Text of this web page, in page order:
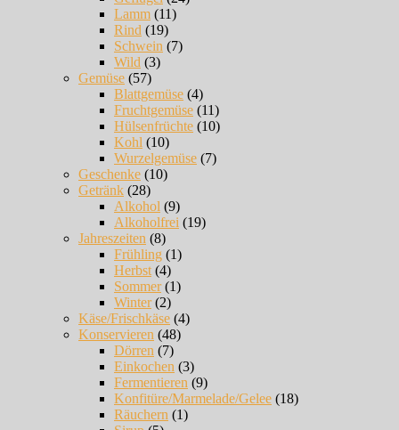
Lamm (11)
Rind (19)
Schwein (7)
Wild (3)
Gemüse (57)
Blattgemüse (4)
Fruchtgemüse (11)
Hülsenfrüchte (10)
Kohl (10)
Wurzelgemüse (7)
Geschenke (10)
Getränk (28)
Alkohol (9)
Alkoholfrei (19)
Jahreszeiten (8)
Frühling (1)
Herbst (4)
Sommer(1)
Winter(2)
Käse/Frischkäse (4)
Konservieren (48)
Dörren (7)
Einkochen (3)
Fermentieren (9)
Konfitüre/Marmelade/Gelee (18)
Räuchern (1)